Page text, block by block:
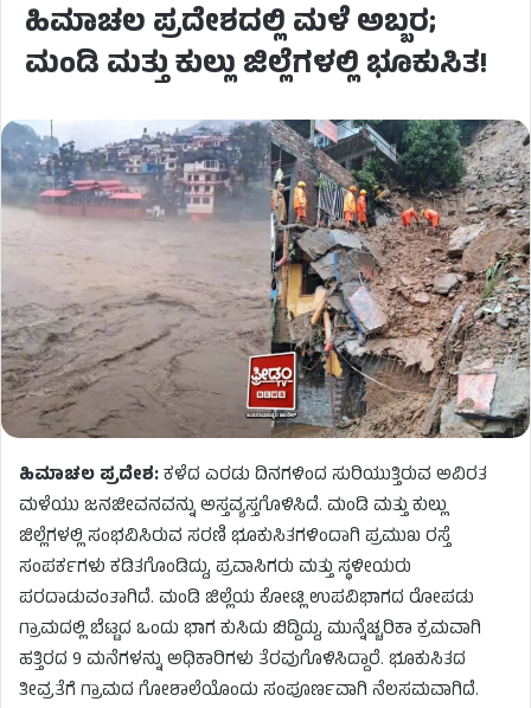
ಹಿಮಾಚಲ ಪ್ರದೇಶದಲ್ಲಿ ಮಳೆ ಅಬ್ಬರ;
ಮಂಡಿ ಮತ್ತು ಕುಲ್ಲು ಜಿಲ್ಲೆಗಳಲ್ಲಿ ಭೂಕುಸಿತ!
ಹಿಮಾಚಲ ಪ್ರದೇಶ:ಕಳೆದ ಎರಡು ದಿನಗಳಿಂದ ಸುರಿಯುತ್ತಿರುವ ಅವಿರತ
ಮಳೆಯು ಜನಜೀವನವನ್ನು ಅಸ್ತವ್ಯಸ್ತಗೊಳಿಸಿದೆ. ಮಂಡಿ ಮತ್ತು ಕುಲ್ಲು
ಜಿಲ್ಲೆಗಳಲ್ಲಿ ಸಂಭವಿಸಿರುವ ಸರಣಿ ಭೂಕುಸಿತಗಳಿಂದಾಗಿ ಪ್ರಮುಖ ರಸ್ತೆ
ಸಂಪರ್ಕಗಳು ಕಡಿತಗೊಂಡಿದ್ದು, ಪ್ರವಾಸಿಗರು ಮತ್ತು ಸ್ಥಳೀಯರು
ಪರದಾಡುವಂತಾಗಿದೆ. ಮಂಡಿ ಜಿಲ್ಲೆಯ ಕೋಟ್ಲಿ ಉಪವಿಭಾಗದ ರೋಪಡು
ಗ್ರಾಮದಲ್ಲಿ ಬೆಟ್ಟದ ಒಂದು ಭಾಗ ಕುಸಿದು ಬಿದ್ದಿದ್ದು, ಮುನ್ನೆಚ್ಚರಿಕಾ ಕ್ರಮವಾಗಿ
ಹತ್ತಿರದ 9 ಮನೆಗಳನ್ನು ಅಧಿಕಾರಿಗಳು ತೆರವುಗೊಳಿಸಿದ್ದಾರೆ. ಭೂಕುಸಿತದ
ತೀವ್ರತೆಗೆ ಗ್ರಾಮದ ಗೋಶಾಲೆಯೊಂದು ಸಂಪೂರ್ಣವಾಗಿ ನೆಲಸಮವಾಗಿದೆ.